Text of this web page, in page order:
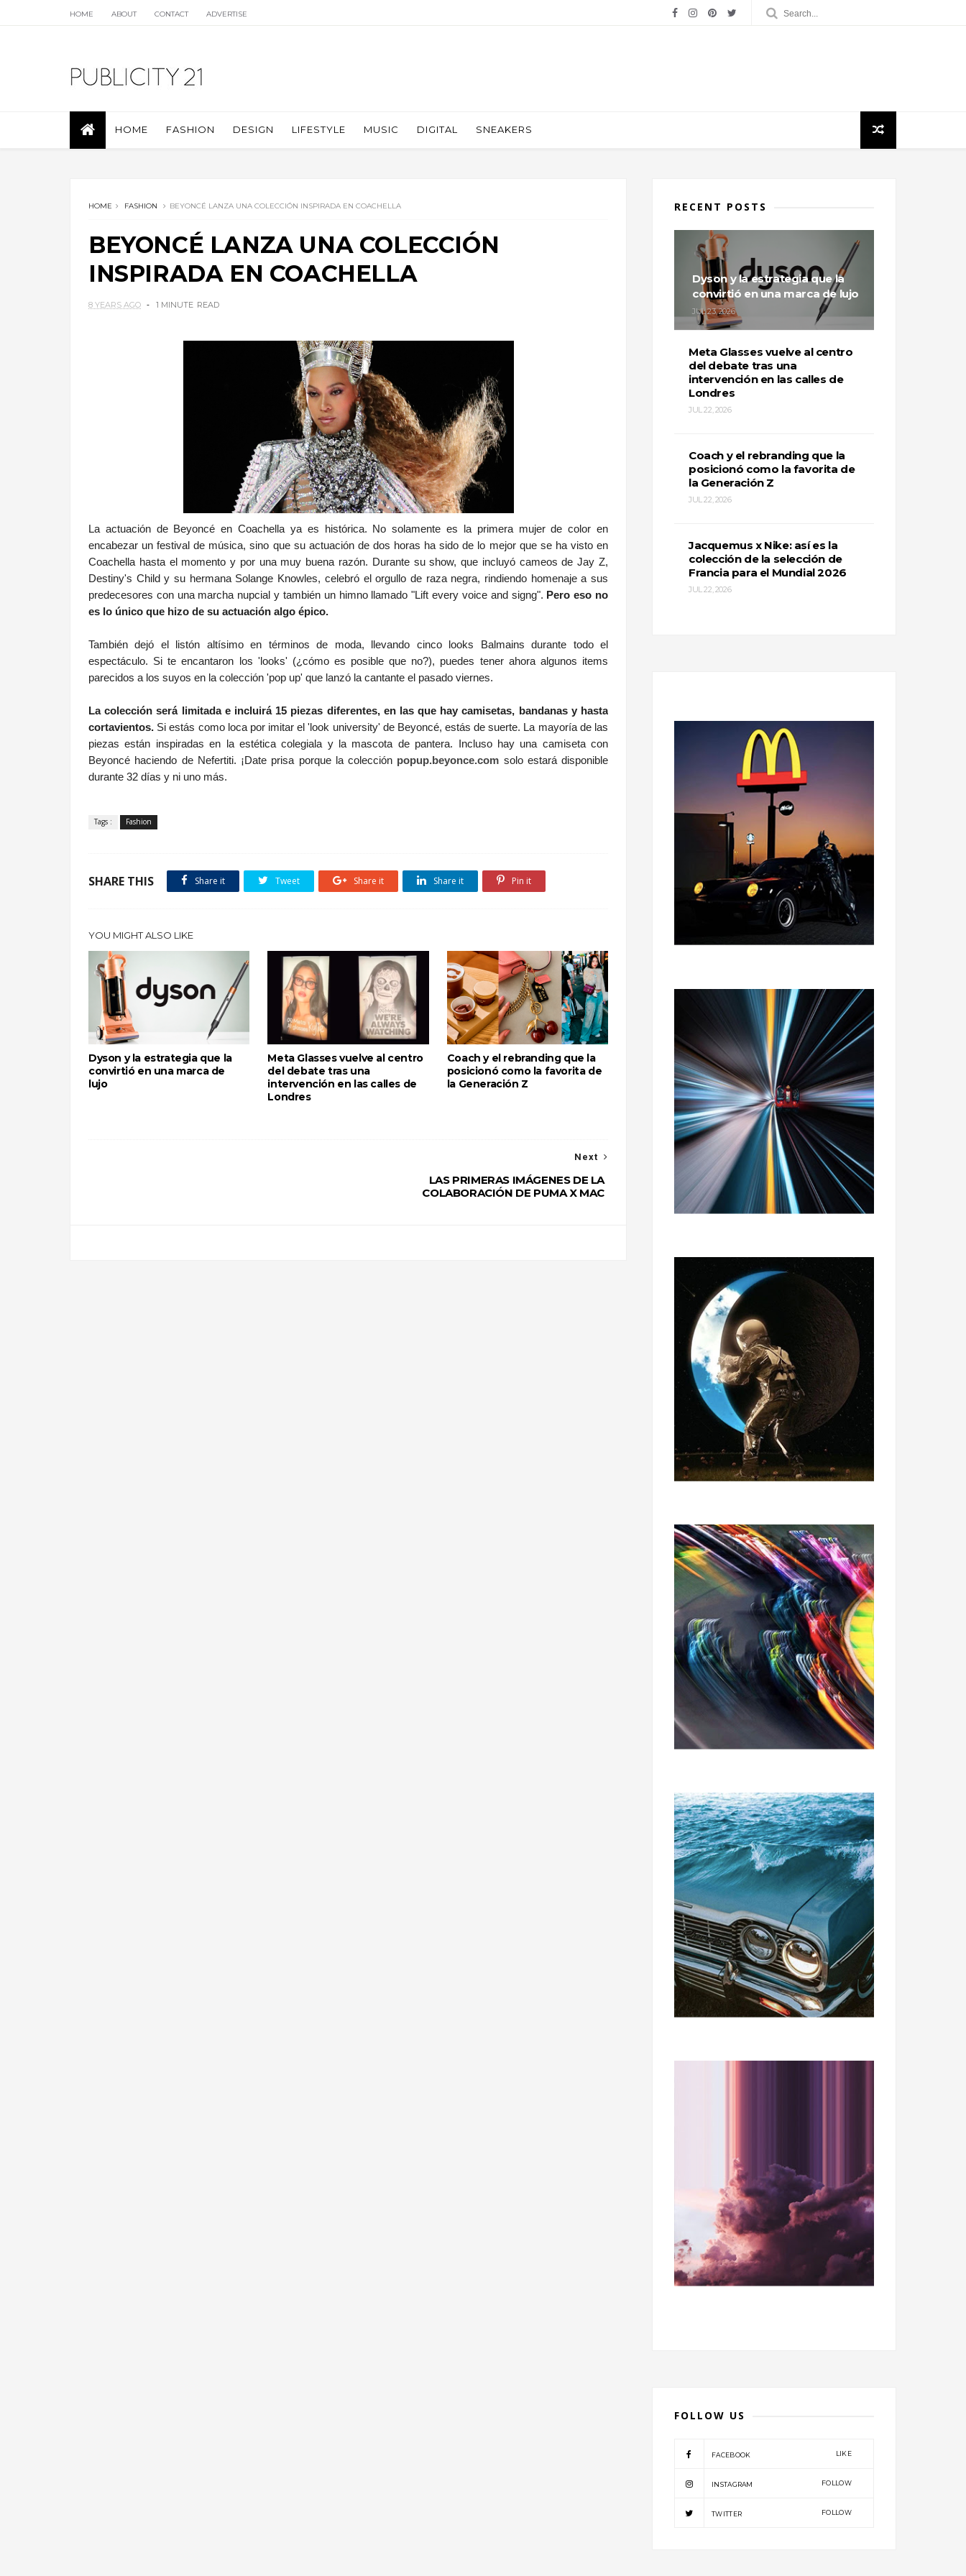
HOME ABOUT CONTACT ADVERTISE
HOME FASHION DESIGN LIFESTYLE MUSIC DIGITAL SNEAKERS
HOME FASHION BEYONCÉ LANZA UNA COLECCIÓN INSPIRADA EN COACHELLA
BEYONCÉ LANZA UNA COLECCIÓN
INSPIRADA EN COACHELLA
8 YEARS AGO 1 MINUTE READ
La actuación de Beyoncé en Coachella ya es histórica. No solamente es la primera mujer de color en
encabezar un festival de música, sino que su actuación de dos horas ha sido de lo mejor que se ha visto en
Coachella hasta el momento y por una muy buena razón. Durante su show, que incluyó cameos de Jay Z,
Destiny's Child y su hermana Solange Knowles, celebró el orgullo de raza negra, rindiendo homenaje a sus
predecesores con una marcha nupcial y también un himno llamado "Lift every voice and signg". Pero eso no
es lo único que hizo de su actuación algo épico.
También dejó el listón altísimo en términos de moda, llevando cinco looks Balmains durante todo el
espectáculo. Si te encantaron los 'looks' (¿cómo es posible que no?), puedes tener ahora algunos items
parecidos a los suyos en la colección 'pop up' que lanzó la cantante el pasado viernes.
La colección será limitada e incluirá 15 piezas diferentes, en las que hay camisetas, bandanas y hasta
cortavientos. Si estás como loca por imitar el 'look university' de Beyoncé, estás de suerte. La mayoría de las
piezas están inspiradas en la estética colegiala y la mascota de pantera. Incluso hay una camiseta con
Beyoncé haciendo de Nefertiti. ¡Date prisa porque la colección popup.beyonce.com solo estará disponible
durante 32 días y ni uno más.
Tags : Fashion
SHARE THIS Share it Tweet Share it Share it Pin it
YOU MIGHT ALSO LIKE
Dyson y la estrategia que la
convirtió en una marca de
lujo
Meta Glasses vuelve al centro
del debate tras una
intervención en las calles de
Londres
Coach y el rebranding que la
posicionó como la favorita de
la Generación Z
Next
LAS PRIMERAS IMÁGENES DE LA
COLABORACIÓN DE PUMA X MAC
RECENT POSTS
Dyson y la estrategia que la
convirtió en una marca de lujo
JUL 23, 2026
Meta Glasses vuelve al centro
del debate tras una
intervención en las calles de
Londres
JUL 22, 2026
Coach y el rebranding que la
posicionó como la favorita de
la Generación Z
JUL 22, 2026
Jacquemus x Nike: así es la
colección de la selección de
Francia para el Mundial 2026
JUL 22, 2026
FOLLOW US
FACEBOOK LIKE
INSTAGRAM FOLLOW
TWITTER FOLLOW